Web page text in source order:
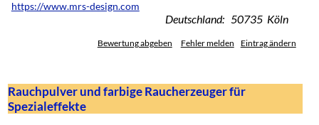
https://www.mrs-design.com
Deutschland: 50735 Köln
Bewertung abgeben Fehler melden Eintrag ändern
Rauchpulver und farbige Raucherzeuger für
Spezialeffekte